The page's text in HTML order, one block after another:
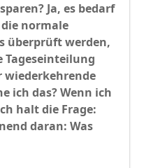
Ja, es bedarf
normale
überprüft werden,
Tageseinteilung
wiederkehrende
ich das? Wenn ich
halt die Frage:
daran: Was